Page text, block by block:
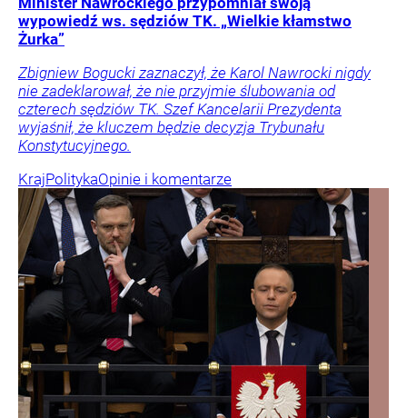
wypowiedź ws. sędziów TK. „Wielkie kłamstwo
Żurka”
Zbigniew Bogucki zaznaczył, że Karol Nawrocki nigdy
nie zadeklarował, że nie przyjmie ślubowania od
czterech sędziów TK. Szef Kancelarii Prezydenta
wyjaśnił, że kluczem będzie decyzja Trybunału
Konstytucyjnego.
KrajPolitykaOpinie i komentarze